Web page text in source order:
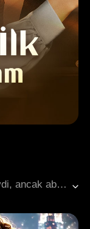
Evelyn her zaman kurallara uyan biriydi, ancak ablasının rakibi Logan'a âşık oldu. Onu memnun etmek için, utandırıcı hissettiği pek çok yerde ona yakınlık gösterdi. Bir açık hava kamp gezisindeki böyle bir yakınlaşmanın ardından, ablasının Logan'ın ilk aşkı olduğunu ve onun sadece ablasından intikam almak için kendisiyle birlikte olduğunu öğrendi. Kalbi kırık bir şekilde, Evelyn ayrılmaya karar verdi.